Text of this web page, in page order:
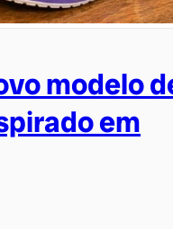
modelo
em